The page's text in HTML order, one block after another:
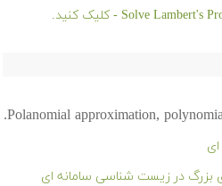
Polanomial approximation,
بزرگ در زیست شناسی سامانه ای